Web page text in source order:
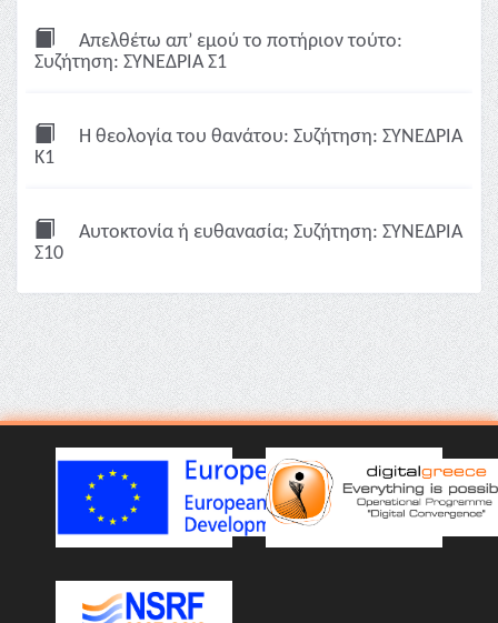
Απελθέτω απ’ εμού το ποτήριον τούτο:
Συζήτηση: ΣΥΝΕΔΡΙΑ Σ1
Η θεολογία του θανάτου: Συζήτηση: ΣΥΝΕΔΡΙΑ
Κ1
Αυτοκτονία ή ευθανασία; Συζήτηση: ΣΥΝΕΔΡΙΑ
Σ10